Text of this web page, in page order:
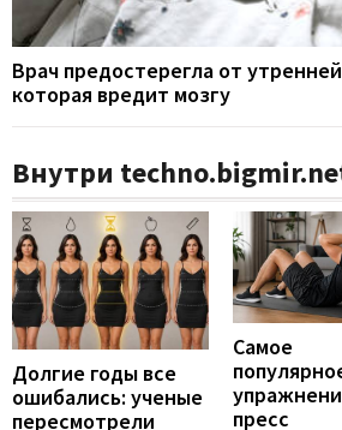
Врач предостерегла от
которая вредит мозгу
Внутри
Долгие годы все
ошибались: ученые
пересмотрели
Самое
пресс